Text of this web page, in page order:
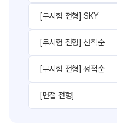
[무시험 전형] SKY
[무시험 전형] 선착순
[무시험 전형] 성적순
[면접 전형]